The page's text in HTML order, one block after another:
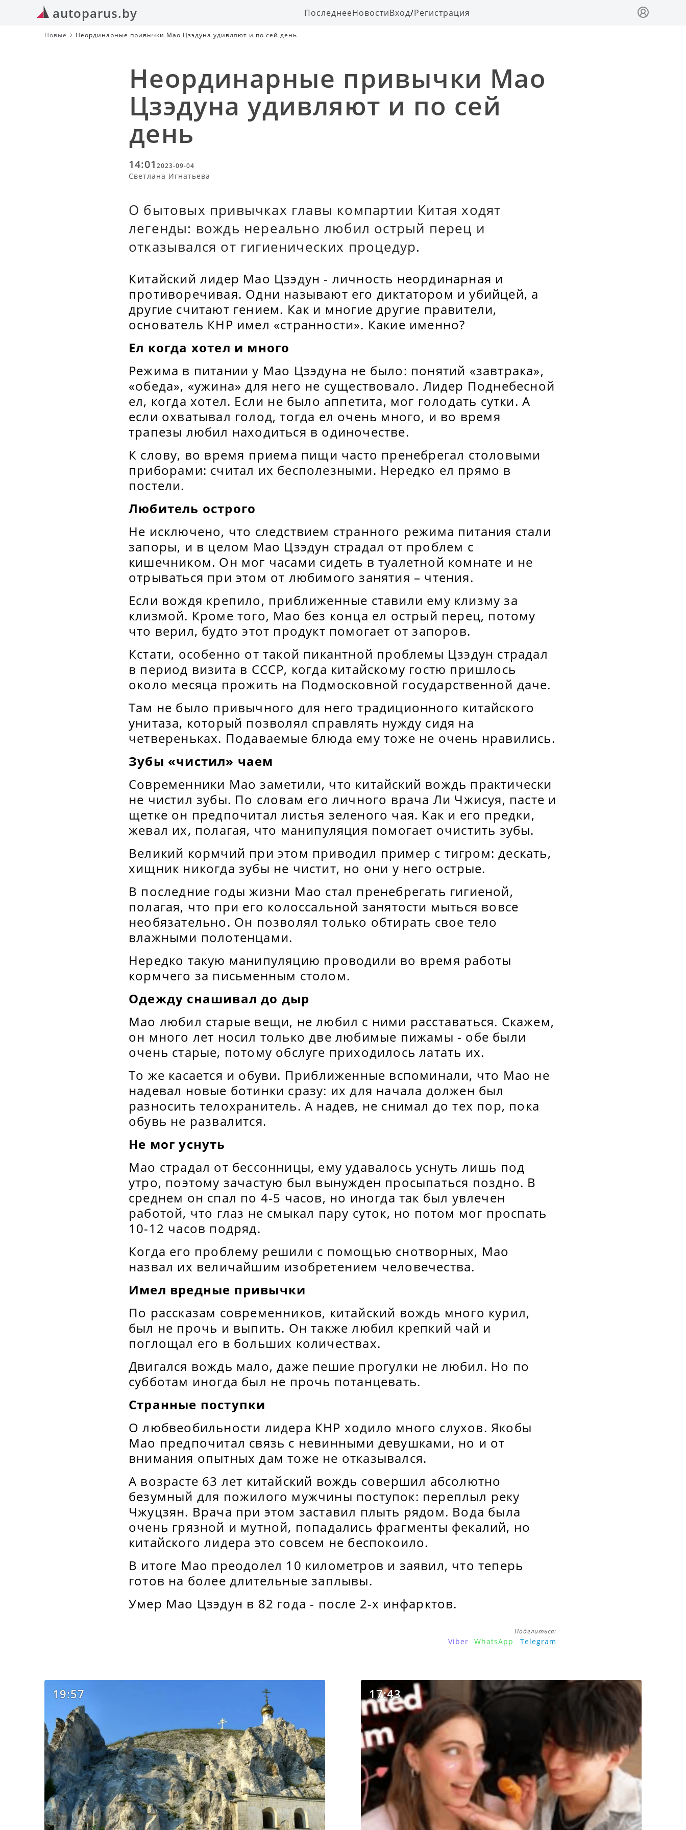
autoparus.by ПоследнееНовостиВход/Регистрация
Новые Неординарные привычки Мао Цзэдуна удивляют и по сей день
Неординарные привычки Мао
Цзэдуна удивляют и по сей
день
14:01 2023-09-04
Светлана Игнатьева
О бытовых привычках главы компартии Китая ходят
легенды: вождь нереально любил острый перец и
отказывался от гигиенических процедур.
Китайский лидер Мао Цзэдун - личность неординарная и
противоречивая. Одни называют его диктатором и убийцей, а
другие считают гением. Как и многие другие правители,
основатель КНР имел «странности». Какие именно?
Ел когда хотел и много
Режима в питании у Мао Цзэдуна не было: понятий «завтрака»,
«обеда», «ужина» для него не существовало. Лидер Поднебесной
ел, когда хотел. Если не было аппетита, мог голодать сутки. А
если охватывал голод, тогда ел очень много, и во время
трапезы любил находиться в одиночестве.
К слову, во время приема пищи часто пренебрегал столовыми
приборами: считал их бесполезными. Нередко ел прямо в
постели.
Любитель острого
Не исключено, что следствием странного режима питания стали
запоры, и в целом Мао Цзэдун страдал от проблем с
кишечником. Он мог часами сидеть в туалетной комнате и не
отрываться при этом от любимого занятия – чтения.
Если вождя крепило, приближенные ставили ему клизму за
клизмой. Кроме того, Мао без конца ел острый перец, потому
что верил, будто этот продукт помогает от запоров.
Кстати, особенно от такой пикантной проблемы Цзэдун страдал
в период визита в СССР, когда китайскому гостю пришлось
около месяца прожить на Подмосковной государственной даче.
Там не было привычного для него традиционного китайского
унитаза, который позволял справлять нужду сидя на
четвереньках. Подаваемые блюда ему тоже не очень нравились.
Зубы «чистил» чаем
Современники Мао заметили, что китайский вождь практически
не чистил зубы. По словам его личного врача Ли Чжисуя, пасте и
щетке он предпочитал листья зеленого чая. Как и его предки,
жевал их, полагая, что манипуляция помогает очистить зубы.
Великий кормчий при этом приводил пример с тигром: дескать,
хищник никогда зубы не чистит, но они у него острые.
В последние годы жизни Мао стал пренебрегать гигиеной,
полагая, что при его колоссальной занятости мыться вовсе
необязательно. Он позволял только обтирать свое тело
влажными полотенцами.
Нередко такую манипуляцию проводили во время работы
кормчего за письменным столом.
Одежду снашивал до дыр
Мао любил старые вещи, не любил с ними расставаться. Скажем,
он много лет носил только две любимые пижамы - обе были
очень старые, потому обслуге приходилось латать их.
То же касается и обуви. Приближенные вспоминали, что Мао не
надевал новые ботинки сразу: их для начала должен был
разносить телохранитель. А надев, не снимал до тех пор, пока
обувь не развалится.
Не мог уснуть
Мао страдал от бессонницы, ему удавалось уснуть лишь под
утро, поэтому зачастую был вынужден просыпаться поздно. В
среднем он спал по 4-5 часов, но иногда так был увлечен
работой, что глаз не смыкал пару суток, но потом мог проспать
10-12 часов подряд.
Когда его проблему решили с помощью снотворных, Мао
назвал их величайшим изобретением человечества.
Имел вредные привычки
По рассказам современников, китайский вождь много курил,
был не прочь и выпить. Он также любил крепкий чай и
поглощал его в больших количествах.
Двигался вождь мало, даже пешие прогулки не любил. Но по
субботам иногда был не прочь потанцевать.
Странные поступки
О любвеобильности лидера КНР ходило много слухов. Якобы
Мао предпочитал связь с невинными девушками, но и от
внимания опытных дам тоже не отказывался.
А возрасте 63 лет китайский вождь совершил абсолютно
безумный для пожилого мужчины поступок: переплыл реку
Чжуцзян. Врача при этом заставил плыть рядом. Вода была
очень грязной и мутной, попадались фрагменты фекалий, но
китайского лидера это совсем не беспокоило.
В итоге Мао преодолел 10 километров и заявил, что теперь
готов на более длительные заплывы.
Умер Мао Цзэдун в 82 года - после 2-х инфарктов.
Поделиться:
Viber WhatsApp Telegram
19:57 17:43